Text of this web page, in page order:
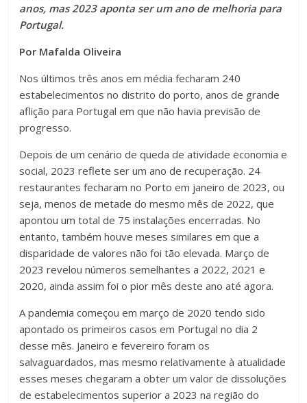
anos, mas 2023 aponta ser um ano de melhoria para
Portugal.
Por Mafalda Oliveira
Nos últimos três anos em média fecharam 240
estabelecimentos no distrito do porto, anos de grande
aflição para Portugal em que não havia previsão de
progresso.
Depois de um cenário de queda de atividade economia e
social, 2023 reflete ser um ano de recuperação. 24
restaurantes fecharam no Porto em janeiro de 2023, ou
seja, menos de metade do mesmo mês de 2022, que
apontou um total de 75 instalações encerradas. No
entanto, também houve meses similares em que a
disparidade de valores não foi tão elevada. Março de
2023 revelou números semelhantes a 2022, 2021 e
2020, ainda assim foi o pior mês deste ano até agora.
A pandemia começou em março de 2020 tendo sido
apontado os primeiros casos em Portugal no dia 2
desse mês. Janeiro e fevereiro foram os
salvaguardados, mas mesmo relativamente à atualidade
esses meses chegaram a obter um valor de dissoluções
de estabelecimentos superior a 2023 na região do